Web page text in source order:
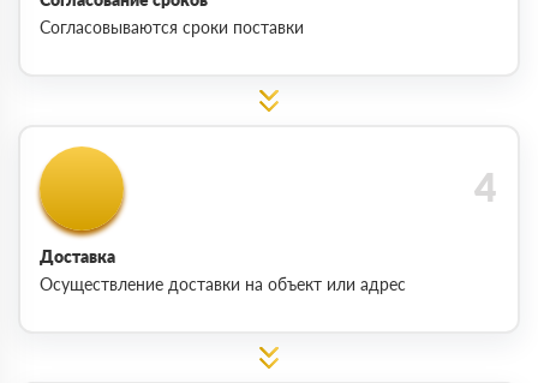
Согласовываются сроки поставки
Доставка
Осуществление доставки на объект или адрес